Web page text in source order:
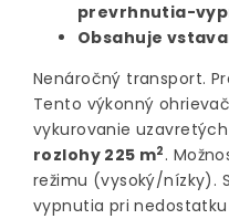
prevrhnutia-
Obsahuje
Nenáročný transport.
Tento výkonný
vykurovanie
rozlohy 225 m2 .
režimu (vysoký/nízky).
vypnutia pri nedostatku